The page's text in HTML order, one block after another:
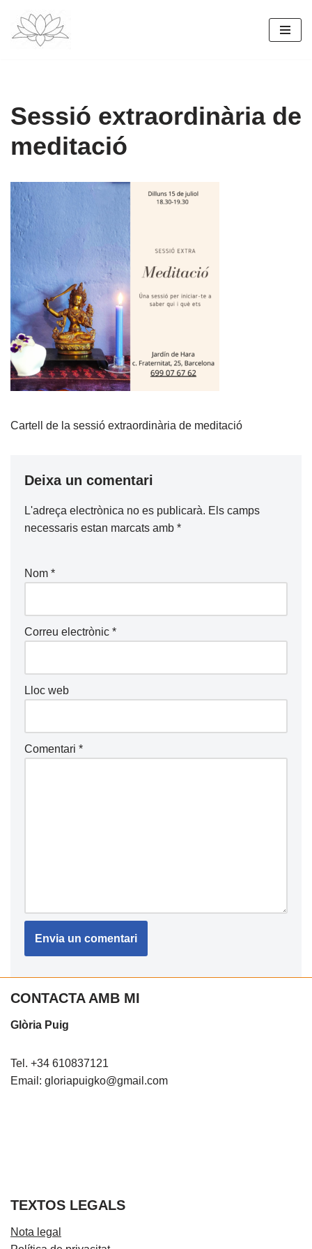
Vés
Sessió extraordinària de
meditació
Cartell de la sessió extraordinària de meditació
Deixa un comentari
L'adreça electrònica no es publicarà. Els camps
necessaris estan marcats amb *
Nom *
Correu electrònic *
Lloc web
Comentari *
CONTACTA AMB MI
Glòria Puig
Tel. +34 610837121
Email: gloriapuigko@gmail.com
TEXTOS LEGALS
Nota legal